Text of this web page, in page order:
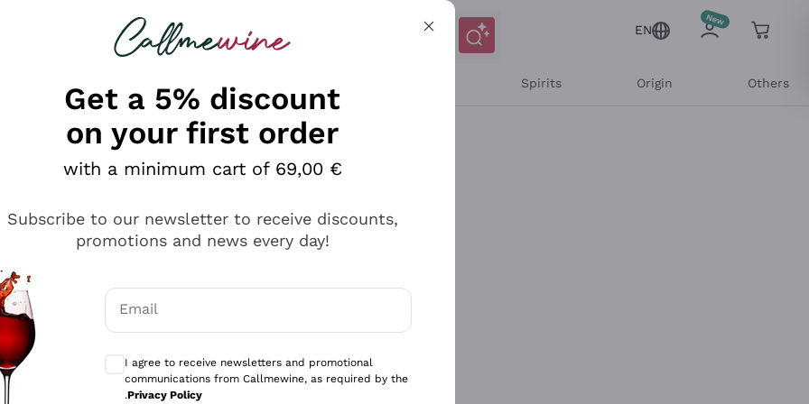
looking for
EN
Spirits Origin Others
Get a 5% discount
on your first order
with a minimum cart of 69,00 €
Subscribe to our newsletter to receive discounts,
promotions and news every day!
Email
I agree to receive newsletters and promotional
communications from Callmewine, as required by the
.Privacy Policy